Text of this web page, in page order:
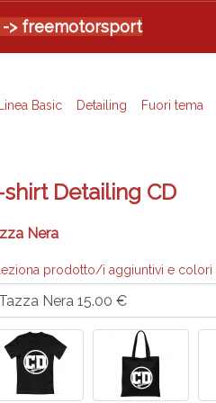
-> freemotorsport
Basic Detailing Fuori tema
Detailing CD
Nera
prodotto/i aggiuntivi e colori